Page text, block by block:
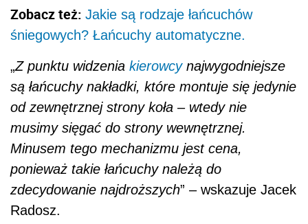
Zobacz też: Jakie są rodzaje łańcuchów
śniegowych? Łańcuchy automatyczne.
„Z punktu widzenia kierowcynajwygodniejsze
są łańcuchy nakładki, które montuje się jedynie
od zewnętrznej strony koła – wtedy nie
musimy sięgać do strony wewnętrznej.
Minusem tego mechanizmu jest cena,
ponieważ takie łańcuchy należą do
zdecydowanie najdroższych” – wskazuje Jacek
Radosz.